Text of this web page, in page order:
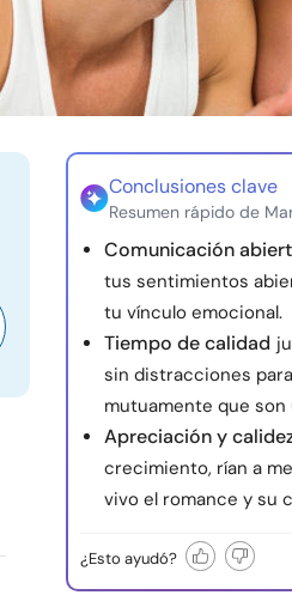
Conclusiones clave
Resumen rápido de
Comunicación
tus sentimientos
tu vínculo emocional.
Tiempo de calidad
sin distracciones
mutuamente que son
Apreciación y
crecimiento, rían a
vivo el romance y su
¿Esto ayudó?